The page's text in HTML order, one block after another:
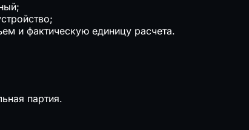
и фактическую единицу расчета.
партия.